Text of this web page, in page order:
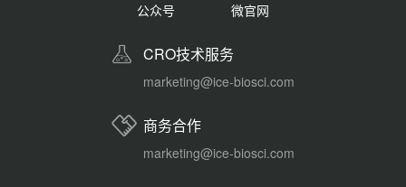
公众号 微官网
CRO技术服务
marketing@ice-biosci.com
商务合作
marketing@ice-biosci.com